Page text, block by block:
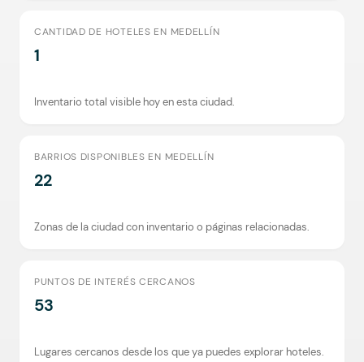
CANTIDAD DE HOTELES EN MEDELLÍN
1
Inventario total visible hoy en esta ciudad.
BARRIOS DISPONIBLES EN MEDELLÍN
22
Zonas de la ciudad con inventario o páginas relacionadas.
PUNTOS DE INTERÉS CERCANOS
53
Lugares cercanos desde los que ya puedes explorar hoteles.